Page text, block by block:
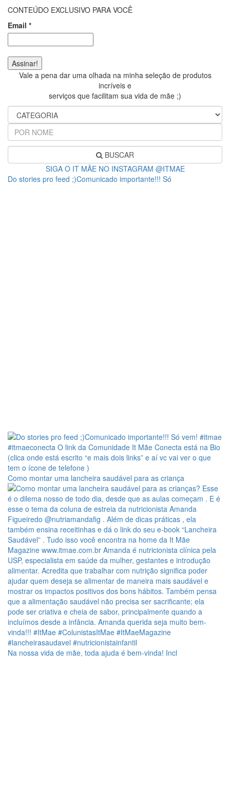
CONTEÚDO EXCLUSIVO PARA VOCÊ
Email *
Vale a pena dar uma olhada na minha seleção de produtos
incríveis e
serviços que facilitam sua vida de mãe ;)
BUSCAR
SIGA O IT MÃE NO INSTAGRAM @ITMAE
Do stories pro feed ;)Comunicado importante!!! Só
Como montar uma lancheira saudável para as criança
Na nossa vida de mãe, toda ajuda é bem-vinda! Incl